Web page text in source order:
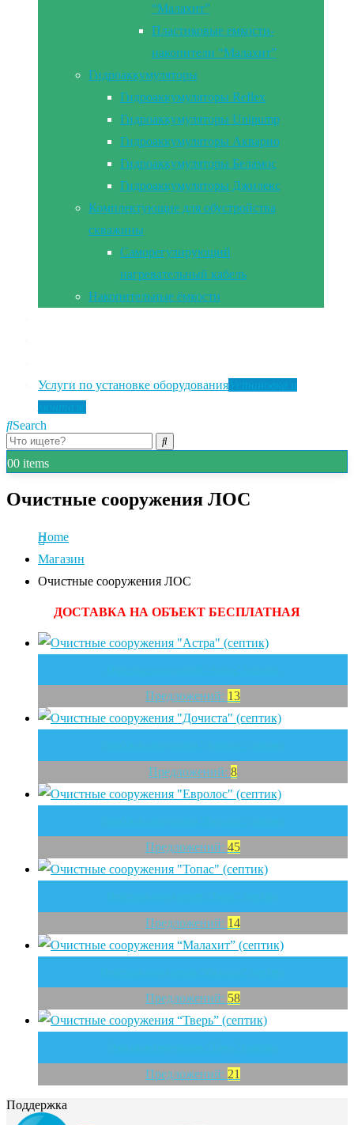
“Малахит”
Пластиковые емкости-
накопители “Малахит”
Гидроаккумуляторы
Гидроаккумуляторы Reflex
Гидроаккумуляторы Unipump
Гидроаккумуляторы Акварио
Гидроаккумуляторы Беламос
Гидроаккумуляторы Джилекс
Комплектующие для обустройства
скважины
Саморегулирующий
нагревательный кабель
Накопительные ёмкости
Услуги по установке оборудования
Search
00 items
Очистные сооружения ЛОС
Home
Магазин
Очистные сооружения ЛОС
ДОСТАВКА НА ОБЪЕКТ БЕСПЛАТНАЯ
Предложений: 13
Предложений: 8
Предложений: 45
Предложений: 14
Предложений: 58
Предложений: 21
Поддержка